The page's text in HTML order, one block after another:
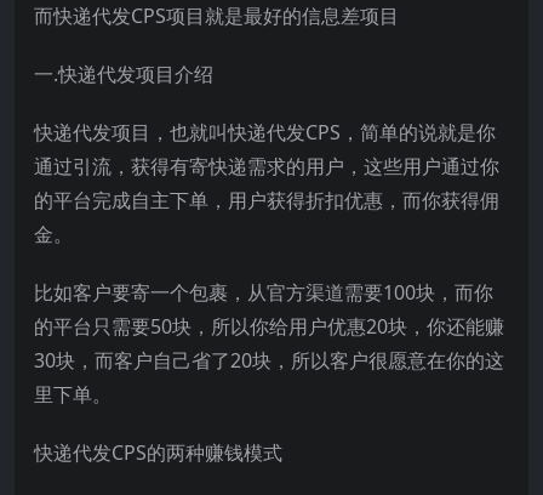
而快递代发CPS项目就是最好的信息差项目
一.快递代发项目介绍
快递代发项目，也就叫快递代发CPS，简单的说就是你
通过引流，获得有寄快递需求的用户，这些用户通过你
的平台完成自主下单，用户获得折扣优惠，而你获得佣
金。
比如客户要寄一个包裹，从官方渠道需要100块，而你
的平台只需要50块，所以你给用户优惠20块，你还能赚
30块，而客户自己省了20块，所以客户很愿意在你的这
里下单。
快递代发CPS的两种赚钱模式